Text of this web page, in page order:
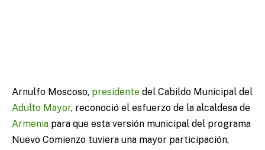
Arnulfo Moscoso, presidente del Cabildo Municipal del
Adulto Mayor, reconoció el esfuerzo de la alcaldesa de
Armenia para que esta versión municipal del programa
Nuevo Comienzo tuviera una mayor participación,